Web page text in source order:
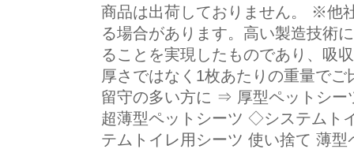
商品は出荷しておりません。 ※他
る場合があります。高い製造技術
ることを実現したものであり、吸
厚さではなく1枚あたりの重量で
留守の多い方に ⇒ 厚型ペットシ
超薄型ペットシーツ ◇システムト
テムトイレ用シーツ 使い捨て 薄